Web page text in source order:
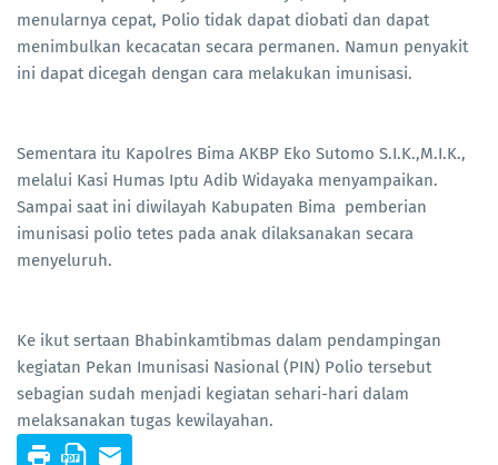
menularnya cepat, Polio tidak dapat diobati dan dapat
menimbulkan kecacatan secara permanen. Namun penyakit
ini dapat dicegah dengan cara melakukan imunisasi.
Sementara itu Kapolres Bima AKBP Eko Sutomo S.I.K.,M.I.K.,
melalui Kasi Humas Iptu Adib Widayaka menyampaikan.
Sampai saat ini diwilayah Kabupaten Bima pemberian
imunisasi polio tetes pada anak dilaksanakan secara
menyeluruh.
Ke ikut sertaan Bhabinkamtibmas dalam pendampingan
kegiatan Pekan Imunisasi Nasional (PIN) Polio tersebut
sebagian sudah menjadi kegiatan sehari-hari dalam
melaksanakan tugas kewilayahan.